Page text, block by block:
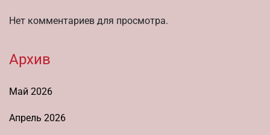
Нет комментариев для просмотра.
Архив
Май 2026
Апрель 2026